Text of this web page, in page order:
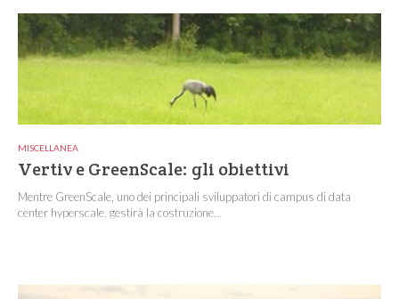
MISCELLANEA
Vertiv e GreenScale: gli obiettivi
Mentre GreenScale, uno dei principali sviluppatori di campus di data
center hyperscale, gestirà la costruzione...